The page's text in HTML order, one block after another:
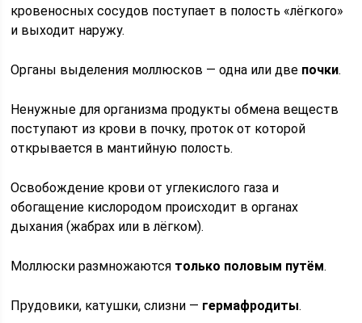
кровеносных сосудов поступает в полость «лёгкого»
и выходит наружу.
Органы выделения моллюсков — одна или две почки.
Ненужные для организма продукты обмена веществ
поступают из крови в почку, проток от которой
открывается в мантийную полость.
Освобождение крови от углекислого газа и
обогащение кислородом происходит в органах
дыхания (жабрах или в лёгком).
Моллюски размножаются только половым путём.
Прудовики, катушки, слизни — гермафродиты.